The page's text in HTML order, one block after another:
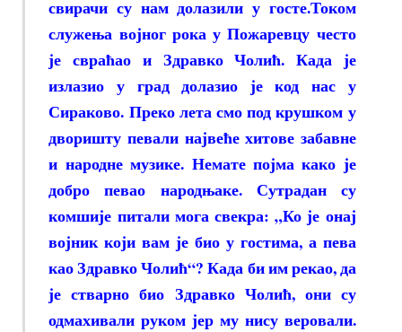
свирачи су нам долазили у госте.Током
служења војног рока у Пожаревцу често
је свраћао и Здравко Чолић. Када је
излазио у град долазио је код нас у
Сираково. Преко лета смо под крушком у
дворишту певали највеће хитове забавне
и народне музике. Немате појма како је
добро певао народњаке. Сутрадан су
комшије питали мога свекра: „Ко је онај
војник који вам је био у гостима, а пева
као Здравко Чолић“? Када би им рекао, да
је стварно био Здравко Чолић, они су
одмахивали руком јер му нису веровали.